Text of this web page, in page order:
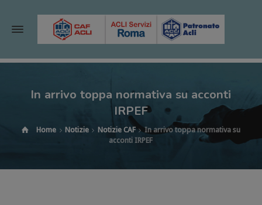
In arrivo toppa normativa su acconti
IRPEF
Home Notizie Notizie CAF
In arrivo toppa normativa su
acconti IRPEF